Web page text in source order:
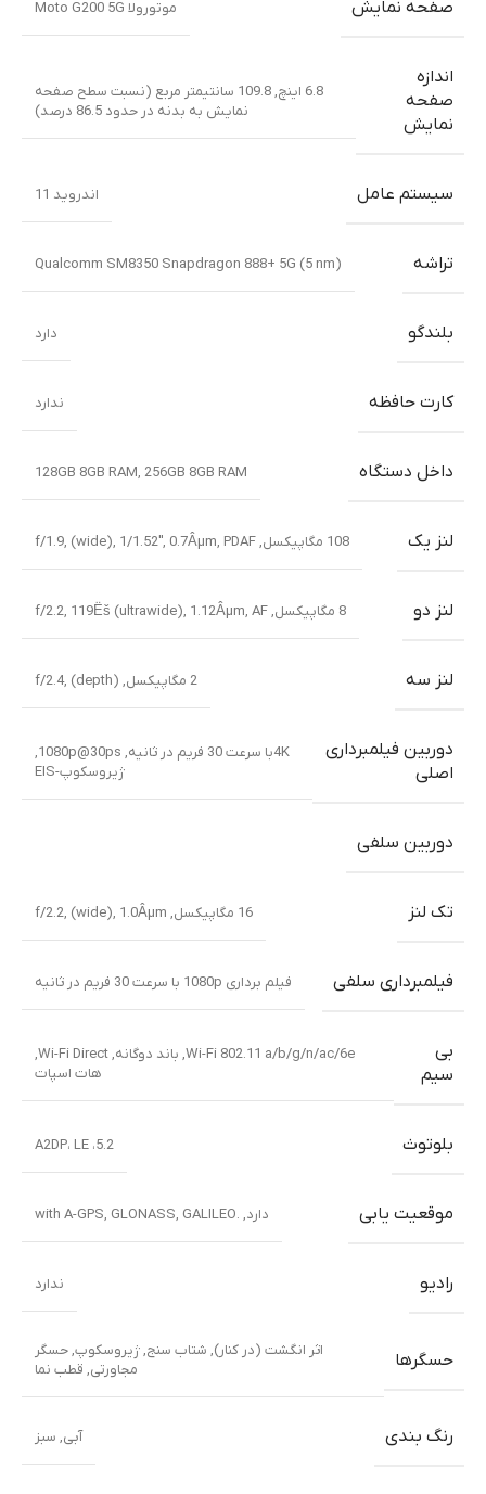
صفحه نمایش موتورولا Moto G200 5G
اندازه
صفحه
نمایش
6.8 اینچ, 109.8 سانتیمتر مربع (نسبت سطح صفحه
نمایش به بدنه در حدود 86.5 درصد)
سیستم عامل اندروید 11
تراشه Qualcomm SM8350 Snapdragon 888+ 5G (5 nm)
بلندگو دارد
کارت حافظه ندارد
داخل دستگاه 128GB 8GB RAM, 256GB 8GB RAM
لنز یک 108 مگاپیکسل, f/1.9, (wide), 1/1.52″, 0.7Âµm, PDAF
لنز دو 8 مگاپیکسل, f/2.2, 119Ëš (ultrawide), 1.12Âµm, AF
لنز سه 2 مگاپیکسل, f/2.4, (depth)
دوربین فیلمبرداری
اصلی
4Kبا سرعت 30 فریم در ثانیه, 1080p@30ps,
ژیروسکوپ-EIS
دوربین سلفی
تک لنز 16 مگاپیکسل, f/2.2, (wide), 1.0Âµm
فیلمبرداری سلفی فیلم برداری 1080p با سرعت 30 فریم در ثانیه
بی
سیم
Wi-Fi 802.11 a/b/g/n/ac/6e, باند دوگانه, Wi-Fi Direct,
هات اسپات
بلوتوث 5.2، A2DP، LE
موقعیت یابی دارد, .with A-GPS, GLONASS, GALILEO
رادیو ندارد
حسگرها
اثر انگشت (در کنار), شتاب سنج, ژیروسکوپ, حسگر
مجاورتی, قطب نما
رنگ بندی آبی, سبز